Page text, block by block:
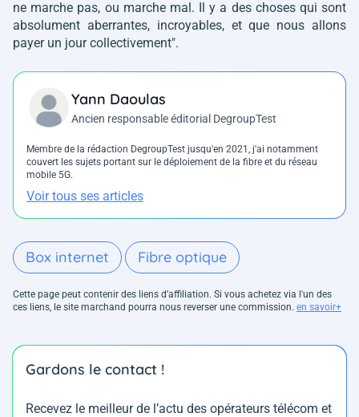
ne marche pas, ou marche mal. Il y a des choses qui sont
absolument aberrantes, incroyables, et que nous allons
payer un jour collectivement".
Yann Daoulas
Ancien responsable éditorial DegroupTest
Membre de la rédaction DegroupTest jusqu'en 2021, j'ai notamment
couvert les sujets portant sur le déploiement de la fibre et du réseau
mobile 5G.
Voir tous ses articles
Box internet Fibre optique
Cette page peut contenir des liens d’affiliation. Si vous achetez via l'un des
ces liens, le site marchand pourra nous reverser une commission. en savoir+
Gardons le contact !
Recevez le meilleur de l’actu des opérateurs télécom et